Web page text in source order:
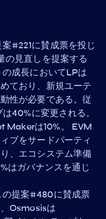
#221に賛成票を投じ
の見直しを提案する
成長においてLPは
ており、新規ユーテ
性が必要である。従
40%に変更される。
Makerは10%。 EVM
ブをサードパーティ
、エコシステム準備
はガバナンスを通じ
提案#480に賛成票
Osmosisは